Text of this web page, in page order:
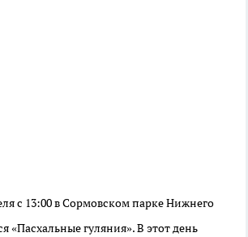
с 13:00 в Сормовском парке Нижнего
«Пасхальные гуляния». В этот день